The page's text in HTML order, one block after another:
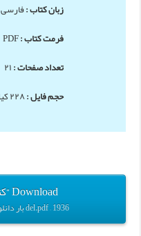
زبان کتاب:فارسی
فرمت کتاب:
PDF
تعداد صفحات:
حجم فایل:۲۲۸ کیلو بایت
Download “کتاب بی واسطه از دل”
del.pdf – 1936 بار دانلود شده است – 228,01 کیلوبایت